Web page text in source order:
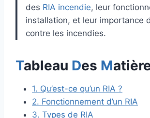
des RIA incendie, leur
installation, et leur importance
contre les incendies.
Tableau Des M
1. Qu’est-ce qu’un RIA ?
2. Fonctionnement d’un RIA
3. Types de RIA